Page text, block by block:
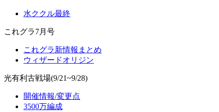
水ククル最終
これグラ7月号
これグラ新情報まとめ
ウィザードオリジン
光有利古戦場(9/21~9/28)
開催情報/変更点
3500万編成